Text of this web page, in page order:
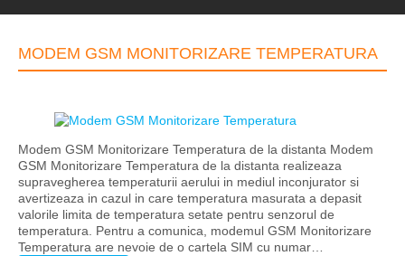
MODEM GSM MONITORIZARE TEMPERATURA
Modem GSM Monitorizare Temperatura de la distanta Modem
GSM Monitorizare Temperatura de la distanta realizeaza
supravegherea temperaturii aerului in mediul inconjurator si
avertizeaza in cazul in care temperatura masurata a depasit
valorile limita de temperatura setate pentru senzorul de
temperatura. Pentru a comunica, modemul GSM Monitorizare
Temperatura are nevoie de o cartela SIM cu numar…